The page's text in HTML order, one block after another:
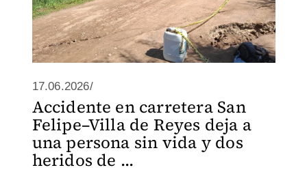
17.06.2026/
Accidente en carretera San
Felipe–Villa de Reyes deja a
una persona sin vida y dos
heridos de ...